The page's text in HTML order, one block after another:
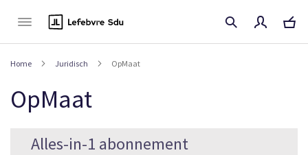
Home Juridisch OpMaat
OpMaat
Alles-in-1 abonnement